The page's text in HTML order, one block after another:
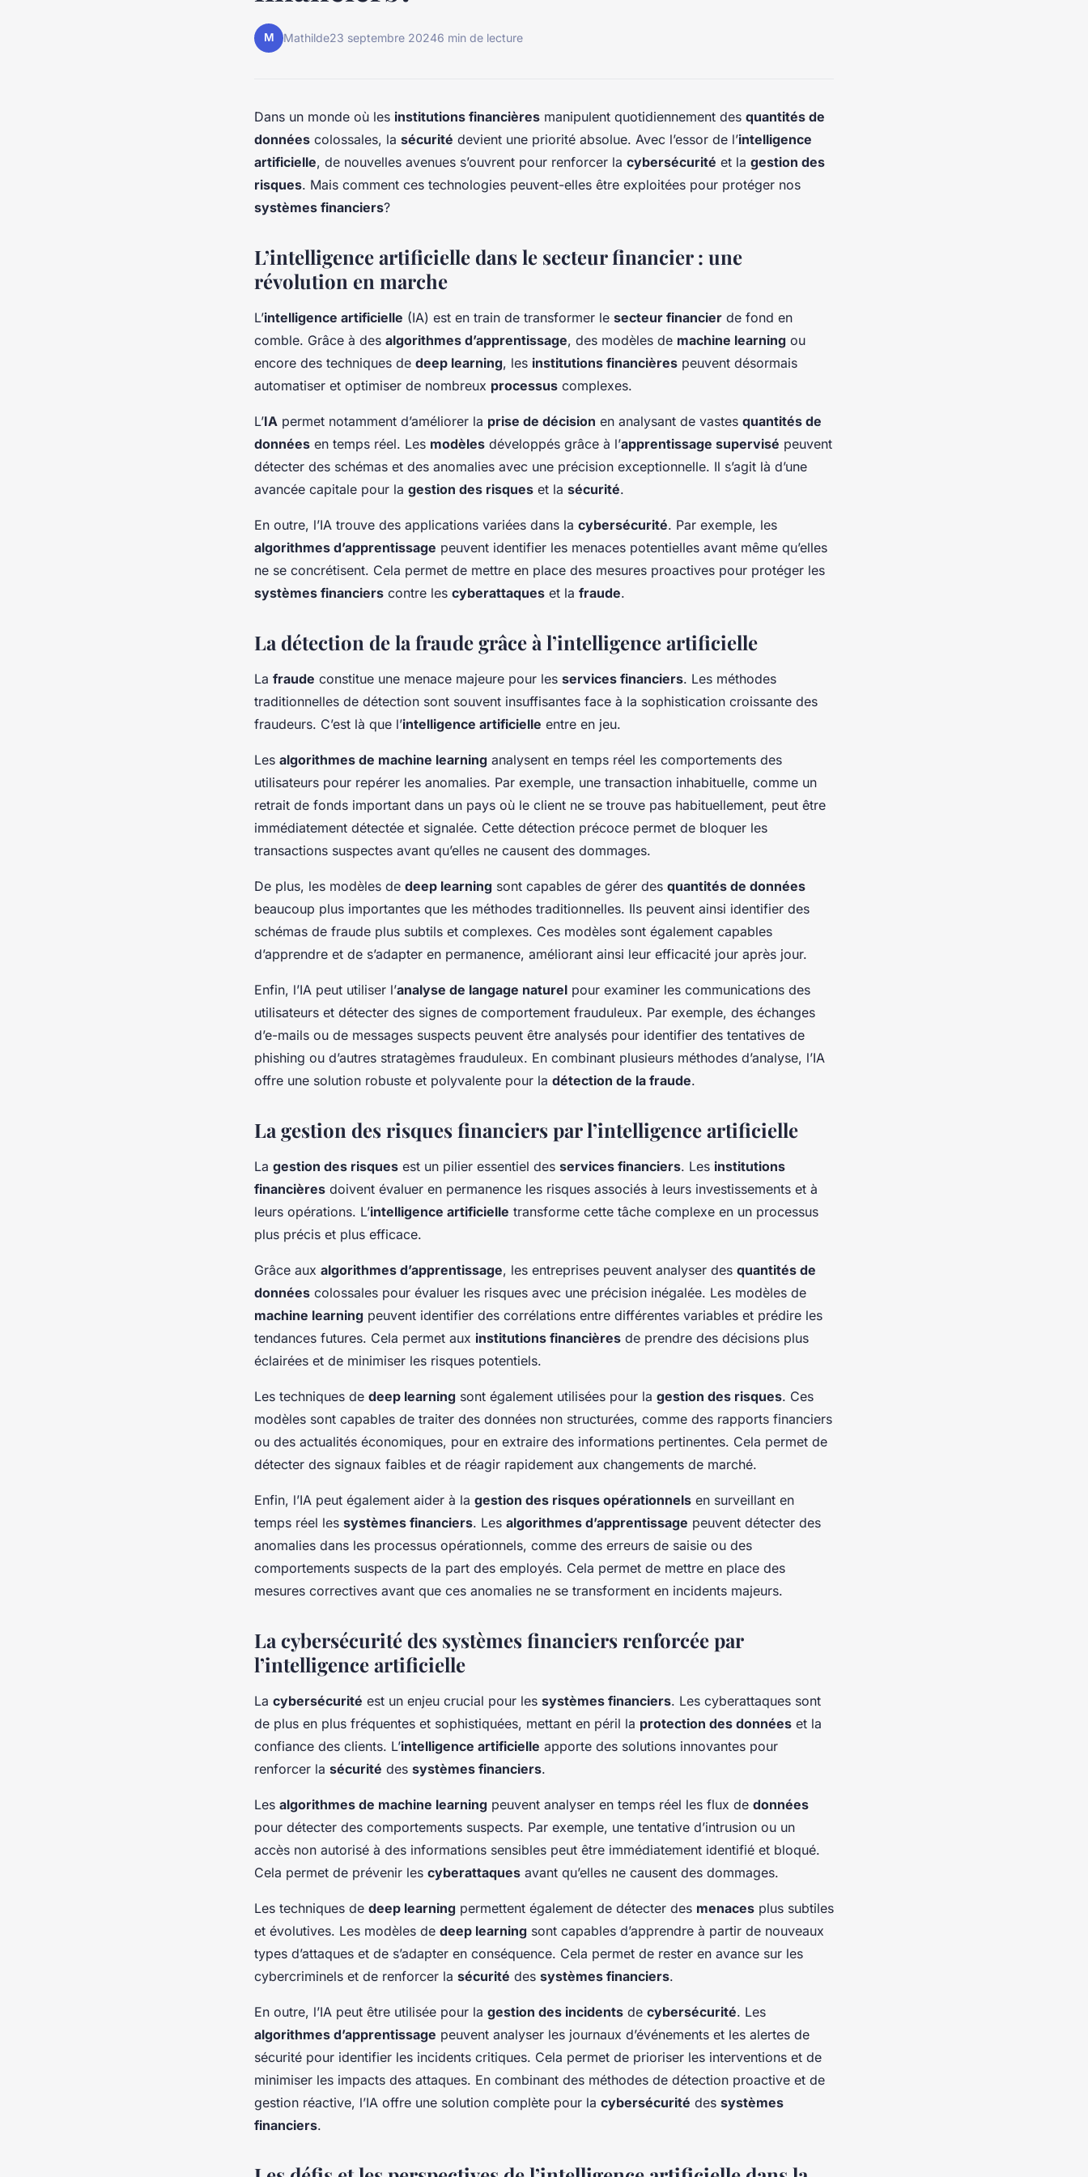
M Mathilde23 septembre 20246 min de lecture
Dans un monde où les institutions financières manipulent quotidiennement des quantités de
données colossales, la sécurité devient une priorité absolue. Avec l’essor de l’intelligence
artificielle, de nouvelles avenues s’ouvrent pour renforcer la cybersécurité et la gestion des
risques. Mais comment ces technologies peuvent-elles être exploitées pour protéger nos
systèmes financiers?
L’intelligence artificielle dans le secteur financier : une
révolution en marche
L’intelligence artificielle (IA) est en train de transformer le secteur financier de fond en
comble. Grâce à des algorithmes d’apprentissage, des modèles de machine learning ou
encore des techniques de deep learning, les institutions financières peuvent désormais
automatiser et optimiser de nombreux processus complexes.
L’IA permet notamment d’améliorer la prise de décision en analysant de vastes quantités de
données en temps réel. Les modèles développés grâce à l’apprentissage supervisé peuvent
détecter des schémas et des anomalies avec une précision exceptionnelle. Il s’agit là d’une
avancée capitale pour la gestion des risques et la sécurité.
En outre, l’IA trouve des applications variées dans la cybersécurité. Par exemple, les
algorithmes d’apprentissage peuvent identifier les menaces potentielles avant même qu’elles
ne se concrétisent. Cela permet de mettre en place des mesures proactives pour protéger les
systèmes financiers contre les cyberattaques et la fraude.
La détection de la fraude grâce à l’intelligence artificielle
La fraude constitue une menace majeure pour les services financiers. Les méthodes
traditionnelles de détection sont souvent insuffisantes face à la sophistication croissante des
fraudeurs. C’est là que l’intelligence artificielle entre en jeu.
Les algorithmes de machine learning analysent en temps réel les comportements des
utilisateurs pour repérer les anomalies. Par exemple, une transaction inhabituelle, comme un
retrait de fonds important dans un pays où le client ne se trouve pas habituellement, peut être
immédiatement détectée et signalée. Cette détection précoce permet de bloquer les
transactions suspectes avant qu’elles ne causent des dommages.
De plus, les modèles de deep learning sont capables de gérer des quantités de données
beaucoup plus importantes que les méthodes traditionnelles. Ils peuvent ainsi identifier des
schémas de fraude plus subtils et complexes. Ces modèles sont également capables
d’apprendre et de s’adapter en permanence, améliorant ainsi leur efficacité jour après jour.
Enfin, l’IA peut utiliser l’analyse de langage naturel pour examiner les communications des
utilisateurs et détecter des signes de comportement frauduleux. Par exemple, des échanges
d’e-mails ou de messages suspects peuvent être analysés pour identifier des tentatives de
phishing ou d’autres stratagèmes frauduleux. En combinant plusieurs méthodes d’analyse, l’IA
offre une solution robuste et polyvalente pour la détection de la fraude.
La gestion des risques financiers par l’intelligence artificielle
La gestion des risques est un pilier essentiel des services financiers. Les institutions
financières doivent évaluer en permanence les risques associés à leurs investissements et à
leurs opérations. L’intelligence artificielle transforme cette tâche complexe en un processus
plus précis et plus efficace.
Grâce aux algorithmes d’apprentissage, les entreprises peuvent analyser des quantités de
données colossales pour évaluer les risques avec une précision inégalée. Les modèles de
machine learning peuvent identifier des corrélations entre différentes variables et prédire les
tendances futures. Cela permet aux institutions financières de prendre des décisions plus
éclairées et de minimiser les risques potentiels.
Les techniques de deep learning sont également utilisées pour la gestion des risques. Ces
modèles sont capables de traiter des données non structurées, comme des rapports financiers
ou des actualités économiques, pour en extraire des informations pertinentes. Cela permet de
détecter des signaux faibles et de réagir rapidement aux changements de marché.
Enfin, l’IA peut également aider à la gestion des risques opérationnels en surveillant en
temps réel les systèmes financiers. Les algorithmes d’apprentissage peuvent détecter des
anomalies dans les processus opérationnels, comme des erreurs de saisie ou des
comportements suspects de la part des employés. Cela permet de mettre en place des
mesures correctives avant que ces anomalies ne se transforment en incidents majeurs.
La cybersécurité des systèmes financiers renforcée par
l’intelligence artificielle
La cybersécurité est un enjeu crucial pour les systèmes financiers. Les cyberattaques sont
de plus en plus fréquentes et sophistiquées, mettant en péril la protection des données et la
confiance des clients. L’intelligence artificielle apporte des solutions innovantes pour
renforcer la sécurité des systèmes financiers.
Les algorithmes de machine learning peuvent analyser en temps réel les flux de données
pour détecter des comportements suspects. Par exemple, une tentative d’intrusion ou un
accès non autorisé à des informations sensibles peut être immédiatement identifié et bloqué.
Cela permet de prévenir les cyberattaques avant qu’elles ne causent des dommages.
Les techniques de deep learning permettent également de détecter des menaces plus subtiles
et évolutives. Les modèles de deep learning sont capables d’apprendre à partir de nouveaux
types d’attaques et de s’adapter en conséquence. Cela permet de rester en avance sur les
cybercriminels et de renforcer la sécurité des systèmes financiers.
En outre, l’IA peut être utilisée pour la gestion des incidents de cybersécurité. Les
algorithmes d’apprentissage peuvent analyser les journaux d’événements et les alertes de
sécurité pour identifier les incidents critiques. Cela permet de prioriser les interventions et de
minimiser les impacts des attaques. En combinant des méthodes de détection proactive et de
gestion réactive, l’IA offre une solution complète pour la cybersécurité des systèmes
financiers.